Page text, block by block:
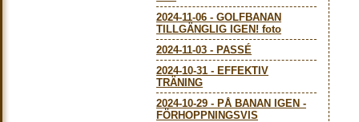
2024-11-06 - GOLFBANAN
TILLGÄNGLIG IGEN! foto
2024-11-03 - PASSÉ
2024-10-31 - EFFEKTIV
TRÄNING
2024-10-29 - PÅ BANAN IGEN -
FÖRHOPPNINGSVIS